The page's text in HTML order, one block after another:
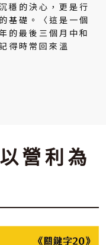
穩的決心，更是行
基礎。〈這是一個
的最後三個月中和
得時常回來溫
營利為